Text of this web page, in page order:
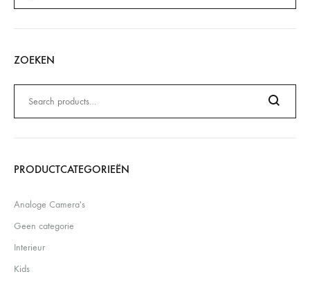
ZOEKEN
naar:
Search
PRODUCTCATEGORIEËN
Analoge Camera's
Geen categorie
Interieur
Kids